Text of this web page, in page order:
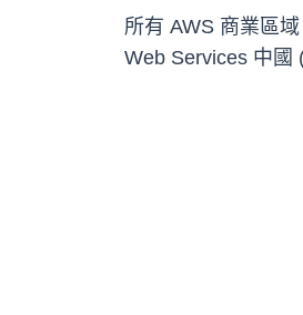
所有 AWS 商業區
Web Services 中國